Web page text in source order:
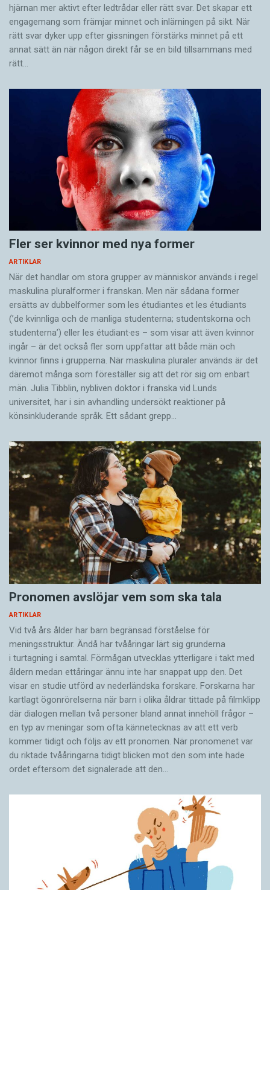
hjärnan mer aktivt ­efter ledtrådar eller rätt svar. Det skapar ett
engagemang som främjar minnet och inlärningen på sikt. När
rätt svar dyker upp efter gissningen förstärks minnet på ett
annat sätt än när någon direkt får se en bild tillsammans med
rätt…
Fler ser kvinnor med nya former
ARTIKLAR
När det handlar om stora grupper av människor används i regel
maskulina pluralformer i franskan. Men när sådana ­former
ersätts av dubbel­former som les étudiantes et les étudiants
(’de kvinnliga och de manliga studenterna; studentskorna och
studenterna’) eller les étudiant·es – som visar att även kvinnor
ingår – är det också fler som uppfattar att både män och
kvinnor finns i grupperna. När maskulina pluraler används är det
där­emot många som föreställer sig att det rör sig om enbart
män. Julia Tibblin, nybliven doktor i franska vid Lunds
universitet, har i sin avhandling undersökt reaktioner på
könsinkluderande språk. Ett sådant grepp…
Pronomen avslöjar vem som ska tala
ARTIKLAR
Vid två års ålder har barn begränsad förståelse för
meningsstruktur. Ändå har tvååringar lärt sig grunderna
i turtagning i samtal. Förmågan utvecklas ytterligare i takt med
åldern medan ettåringar ännu inte har snappat upp den. Det
visar en studie utförd av nederländska forskare. Forskarna har
kartlagt ögonrörelserna när barn i olika åldrar tittade på filmklipp
där dialogen mellan två personer bland annat innehöll frågor –
en typ av meningar som ofta kännetecknas av att ett verb
kommer tidigt och följs av ett pronomen. När pronomenet var
du riktade tvååringarna tidigt blicken mot den som inte hade
ordet eftersom det ­signalerade att den…